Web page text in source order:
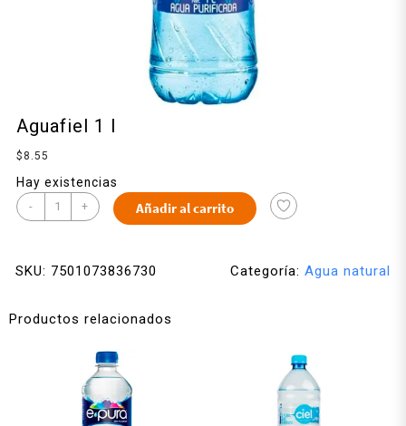
Aguafiel 1 l
$ 8.55
Hay existencias
- + Añadir al carrito
SKU: 7501073836730 Categoría: Agua natural
Productos relacionados